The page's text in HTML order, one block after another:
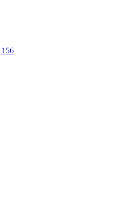
156